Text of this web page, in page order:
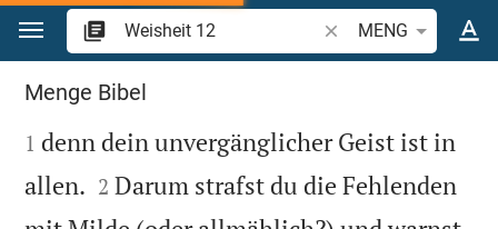
Zum Inhalt springen
Bibelstelle oder
MENG
Weisheit 12
Menge Bibel

1 denn dein unvergänglicher Geist ist in
allen. 

2 Darum strafst du die Fehlenden